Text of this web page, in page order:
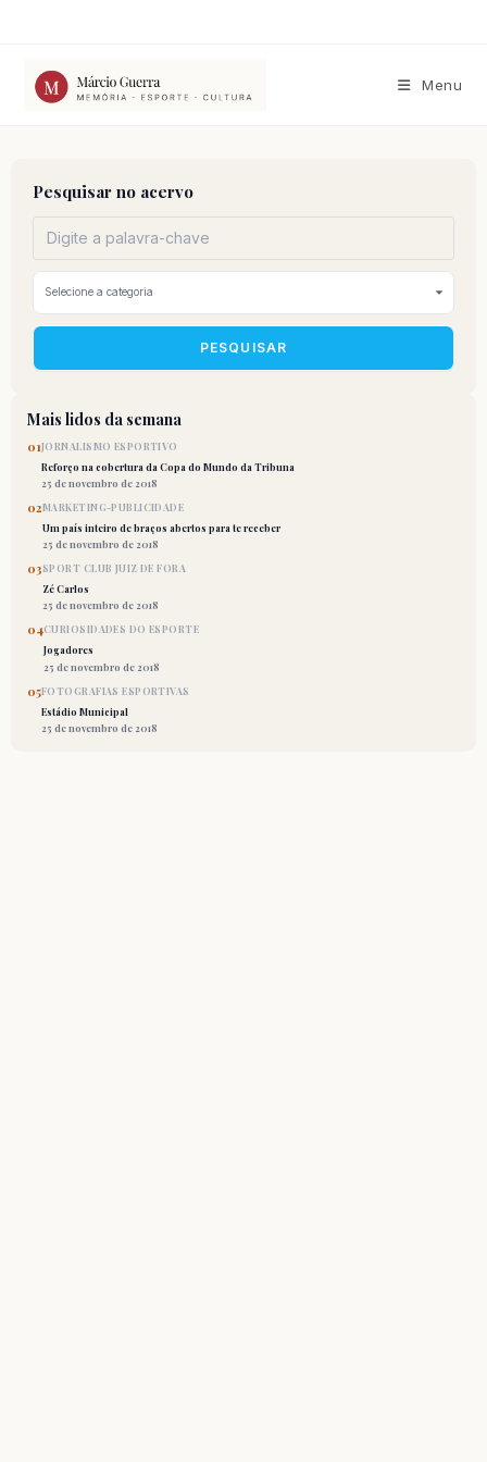
conteúdo
Menu
Pesquisar no acervo
PESQUISAR
Mais lidos da semana
01JORNALISMO ESPORTIVO
Reforço na cobertura da Copa do Mundo da Tribuna
25 de novembro de 2018
02MARKETING-PUBLICIDADE
Um país inteiro de braços abertos para te receber
25 de novembro de 2018
03SPORT CLUB JUIZ DE FORA
Zé Carlos
25 de novembro de 2018
04CURIOSIDADES DO ESPORTE
Jogadores
25 de novembro de 2018
05FOTOGRAFIAS ESPORTIVAS
Estádio Municipal
25 de novembro de 2018